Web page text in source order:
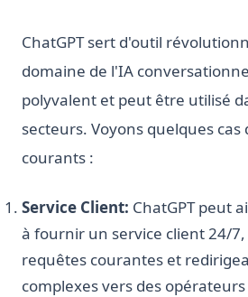
ChatGPT sert d'outil
domaine de l'IA
polyvalent et peut être utilisé
secteurs. Voyons quelques
courants :
Service Client: ChatGPT peut
à fournir un service client 24/
requêtes courantes et
complexes vers des